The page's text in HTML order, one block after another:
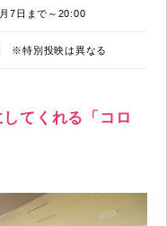
7日まで～20:00
※特別投映は異なる
てくれる「コロ